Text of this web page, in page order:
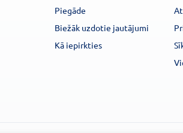
Piegāde
Biežāk uzdotie jautājumi
Kā iepirkties